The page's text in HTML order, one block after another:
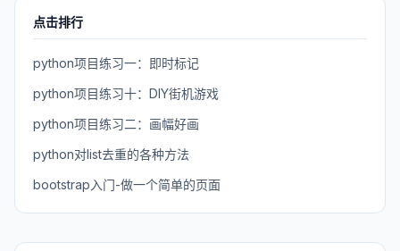
点击排行
python项目练习一：即时标记
python项目练习十：DIY街机游戏
python项目练习二：画幅好画
python对list去重的各种方法
bootstrap入门-做一个简单的页面